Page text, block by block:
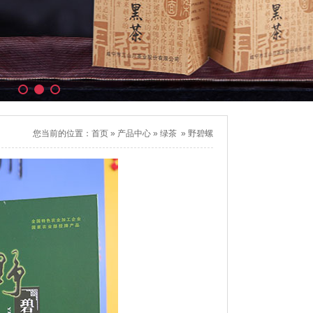
您当前的位置： 首页 » 产品中心 » 绿茶 » 野碧螺